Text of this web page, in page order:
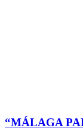
“MÁLAGA